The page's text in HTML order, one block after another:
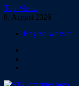
Zum
Inhalt
Top-Menü
8. August 2026
English website